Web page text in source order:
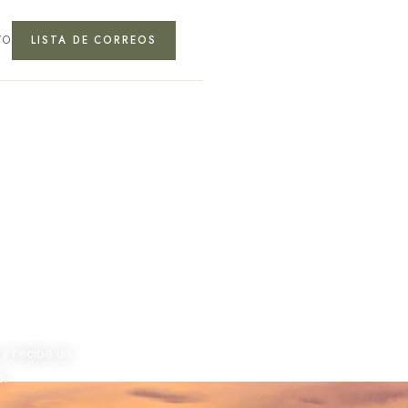
LISTA DE CORREOS
.